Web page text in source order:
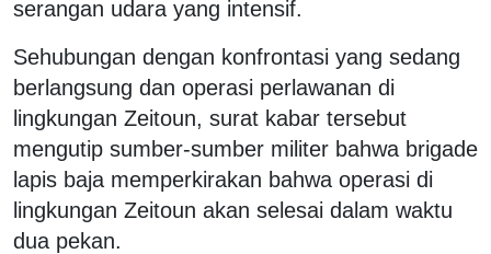
serangan udara yang intensif.
Sehubungan dengan konfrontasi yang sedang
berlangsung dan operasi perlawanan di
lingkungan Zeitoun, surat kabar tersebut
mengutip sumber-sumber militer bahwa brigade
lapis baja memperkirakan bahwa operasi di
lingkungan Zeitoun akan selesai dalam waktu
dua pekan.